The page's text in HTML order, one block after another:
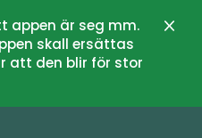
appen är seg mm.
skall ersättas
att den blir för stor